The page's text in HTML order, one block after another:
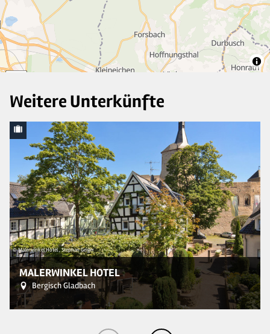
Weitere Unterkünfte
© Malerwinkel Hotel , Stephan Geiger
MALERWINKEL HOTEL
Bergisch Gladbach